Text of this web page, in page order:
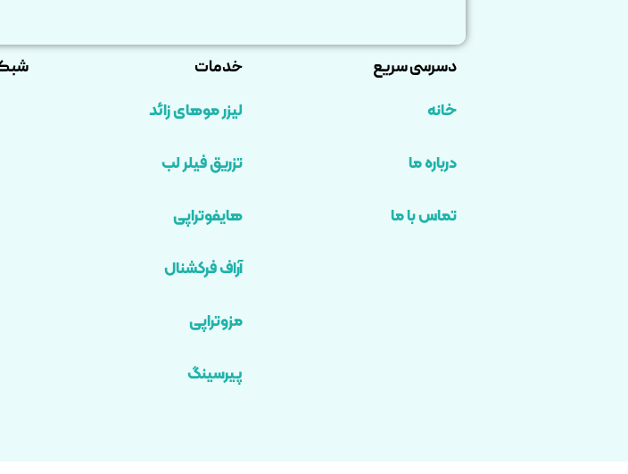
دسرسی سریع
خانه
درباره ما
تماس با ما
خدمات
لیزر موهای زائد
تزریق فیلر لب
هایفوتراپی
آراف فرکشنال
مزوتراپی
پیرسینگ